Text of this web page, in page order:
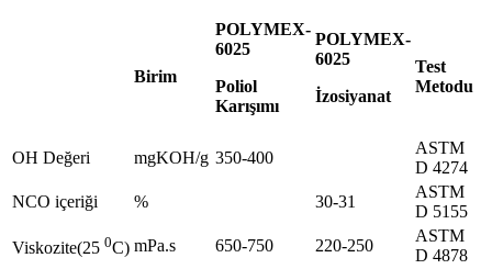
Birim
POLYMEX-
6025
Poliol
Karışımı
POLYMEX-
6025
İzosiyanat
Test
Metodu
OH Değeri mgKOH/g 350-400
ASTM
D 4274
NCO içeriği
% 30-31
ASTM
D 5155
Viskozite(25 0C) mPa.s 650-750 220-250
ASTM
D 4878